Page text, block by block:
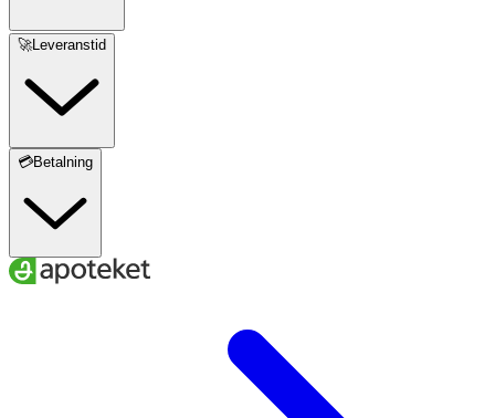
🚀Leveranstid
💳Betalning